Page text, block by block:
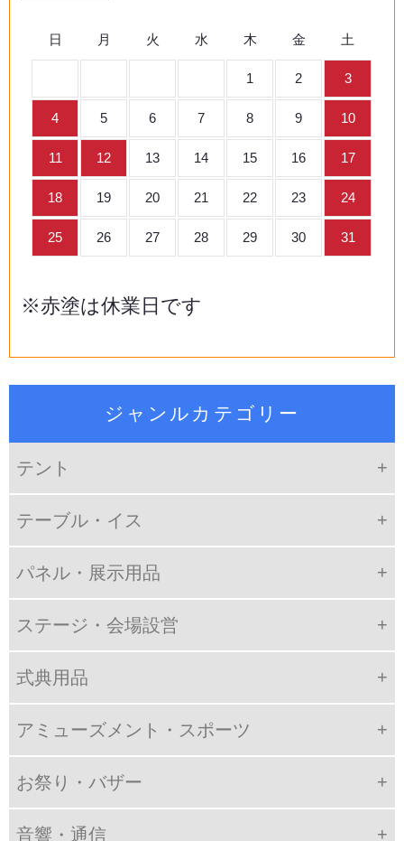
ジャンルカテゴリー
テント
テーブル・イス
パネル・展示用品
ステージ・会場設営
式典用品
アミューズメント・スポーツ
お祭り・バザー
音響・通信
日 月 火 水 木 金 土
1 2 3
4 5 6 7 8 9 10
11 12 13 14 15 16 17
18 19 20 21 22 23 24
25 26 27 28 29 30 31
※赤塗は休業日です